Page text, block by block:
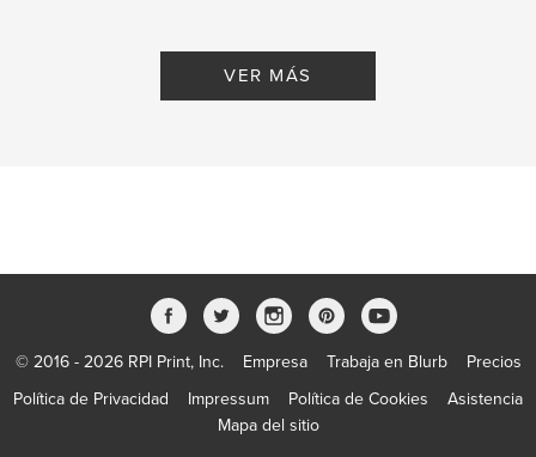
VER MÁS
© 2016 - 2026 RPI Print, Inc. Empresa Trabaja en Blurb
Precios
Política de Privacidad
Impressum Política de Cookies
Asistencia
Mapa del sitio